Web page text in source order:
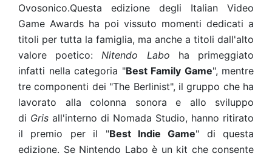
Ovosonico.Questa edizione degli Italian Video
Game Awards ha poi vissuto momenti dedicati a
titoli per tutta la famiglia, ma anche a titoli dall'alto
valore poetico:Nitendo Labo
ha primeggiato
infatti nella categoria "Best Family Game", mentre
tre componenti dei "The Berlinist", il gruppo che ha
lavorato alla colonna sonora e allo sviluppo
di Gris all'interno di Nomada Studio, hanno ritirato
il premio per il "Best Indie Game" di questa
edizione. Se Nintendo Labo è un kit che consente